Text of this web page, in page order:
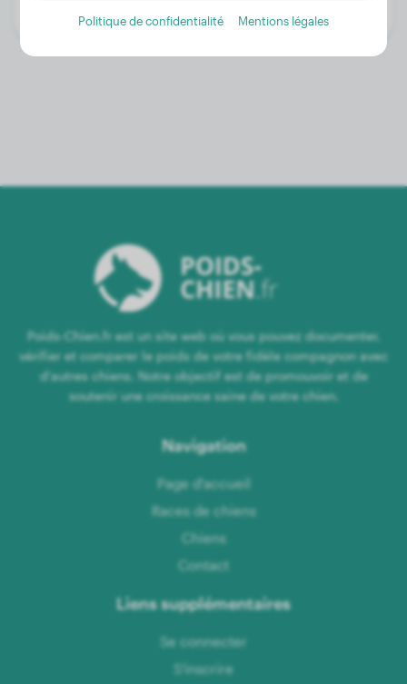
Genre:
Poids-Chien.fr est un site web où vous pouvez documenter,
vérifier et comparer le poids de votre fidèle compagnon avec
d'autres chiens. Notre objectif est de promouvoir et de
soutenir une croissance saine de votre chien.
Navigation
Page d'accueil
Races de chiens
Chiens
Contact
Liens supplémentaires
Se connecter
S'inscrire
Politique de confidentialité Mentions légales